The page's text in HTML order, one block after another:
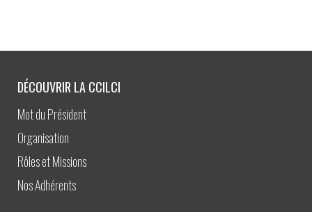
DÉCOUVRIR LA CCILCI
Mot du Président
Organisation
Rôles et Missions
Nos Adhérents